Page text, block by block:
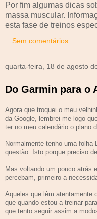
Por fim algumas dicas
massa muscular.
esta fase de treinos
Sem comentários:
quarta-feira, 18 de agosto
Do Garmin para o
Agora que troquei o meu
da Google, lembrei-me logo
ter no meu calendário o plano
Normalmente tenho uma
questão. Isto porque preciso
Mas voltando um pouco atrás
percebam, primeiro a
Aqueles que lêm atentamente
que quando estou a treinar
que tento seguir assim a